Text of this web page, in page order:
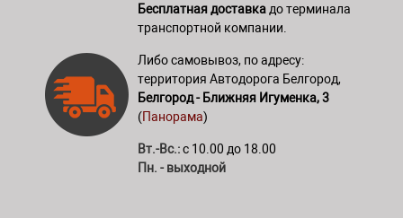
Бесплатная доставка до терминала
транспортной компании.
Либо самовывоз, по адресу:
территория Автодорога Белгород,
Белгород - Ближняя Игуменка, 3
(Панорама)
Вт.-Вс.:с 10.00 до 18.00
Пн. - выходной